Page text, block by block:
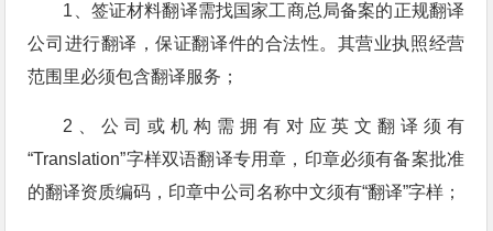
1、签证材料翻译需找国家工商总局备案的正规翻译
公司进行翻译，保证翻译件的合法性。其营业执照经营
范围里必须包含翻译服务；
2、公司或机构需拥有对应英文翻译须有
“Translation”字样双语翻译专用章，印章必须有备案批准
的翻译资质编码，印章中公司名称中文须有“翻译”字样；